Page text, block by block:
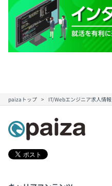
paizaトップ IT/Webエンジニア求人情報